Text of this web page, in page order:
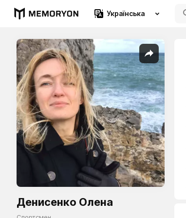
Українська
Денисенко Олена